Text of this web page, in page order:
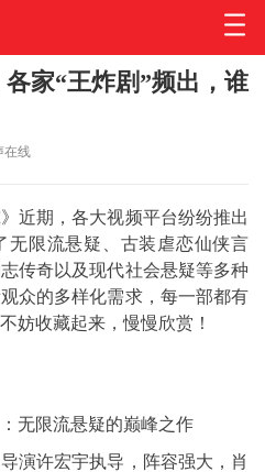
家“王炸剧”频出，谁
在线
近期，各大视频平台纷纷推出
无限流悬疑、古装虐恋仙侠言
传奇以及现代社会悬疑等多种
众的多样化需求，每一部都有
妨收藏起来，慢慢欣赏！
无限流悬疑的巅峰之作
演许宏宇执导，阵容强大，肖